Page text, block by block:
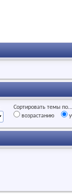
Сортировать темы по...
возрастанию